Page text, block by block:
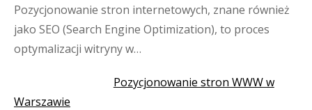
Pozycjonowanie stron internetowych, znane również
jako SEO (Search Engine Optimization), to proces
optymalizacji witryny w…
Pozycjonowanie stron WWW w
Warszawie